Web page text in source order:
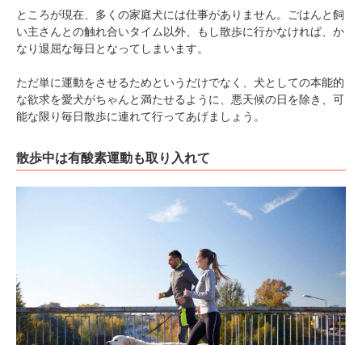
ところが現在、多くの家庭犬には仕事がありません。ごはんと飼
い主さんとの触れ合いタイム以外、もし散歩に行かなければ、か
なり退屈な毎日となってしまいます。
ただ単に運動をさせるためというだけでなく、犬としての本能的
な欲求を愛犬がちゃんと満たせるように、悪天候の日を除き、可
能な限り毎日散歩に連れて行ってあげましょう。
散歩中は有酸素運動も取り入れて